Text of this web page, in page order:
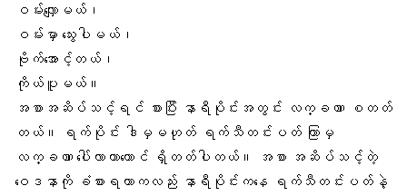
ဝမ်းလျှောမယ်၊
ဝမ်းမှာ သွေးပါမယ်၊
ဗိုက်အောင့်တယ်၊
ကိုယ်ပူမယ်။
အစာအဆိပ်သင့်ရင် စားပြီး နာရီပိုင်းအတွင်း လက္ခဏာ စတတ်
တယ်။ ရက်ပိုင်း ဒါမှမဟုတ် ရက်သီတင်းပတ် ကြာမှ
လက္ခဏာ ပေါ်လာတာတောင် ရှိတတ်ပါတယ်။ အစာ အဆိပ်သင့်တဲ့
ဝေဒနာကို ခံစားရတာကလည်း နာရီပိုင်းကနေ ရက်သီတင်းပတ်နဲ့